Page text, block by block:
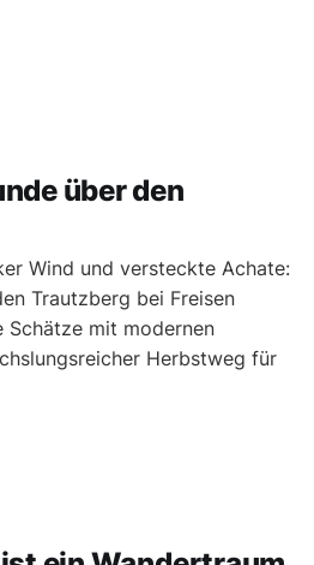
über den
Wind und versteckte Achate:
Trautzberg bei Freisen
mit modernen
Herbstweg für